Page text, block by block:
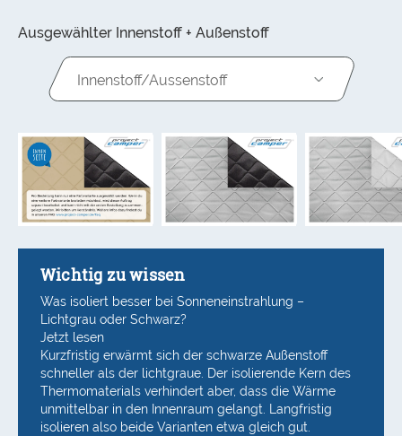
Ausgewählter Innenstoff + Außenstoff
Innenstoff/Aussenstoff
Wichtig zu wissen
Was isoliert besser bei Sonneneinstrahlung –
Lichtgrau oder Schwarz?
Jetzt lesen
Kurzfristig erwärmt sich der schwarze Außenstoff
schneller als der lichtgraue. Der isolierende Kern des
Thermomaterials verhindert aber, dass die Wärme
unmittelbar in den Innenraum gelangt. Langfristig
isolieren also beide Varianten etwa gleich gut.